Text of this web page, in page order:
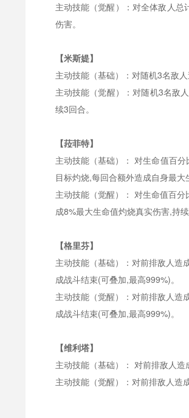
主动技能（觉醒）：对全体敌人总
伤害。
【米斯媞】
主动技能（基础）：对随机3名敌
主动技能（觉醒）：对随机3名敌
续3回合。
【菈菲特】
主动技能（基础）：对生命值百分
目标灼烧,每回合额外造成自身最
主动技能（觉醒）： 对生命值百分
成8%最大生命值灼烧真实伤害,持续
【格里芬】
主动技能（基础）：对前排敌人造
成战斗结束(可叠加,最高999%)。
主动技能（觉醒）：对前排敌人造
成战斗结束(可叠加,最高999%)。
【维利塔】
主动技能（基础）： 对前排敌人造
主动技能（觉醒）：对前排敌人造